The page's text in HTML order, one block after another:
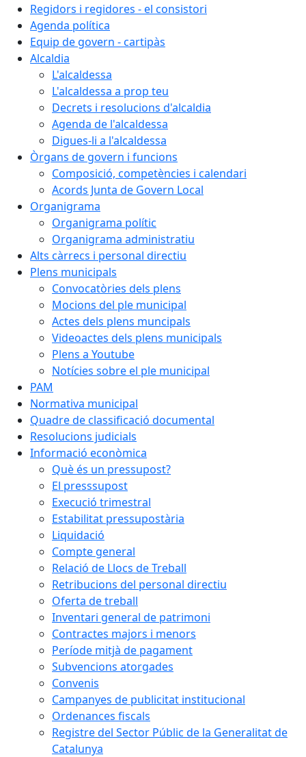
Regidors i regidores - el consistori
Agenda política
Equip de govern - cartipàs
Alcaldia
L'alcaldessa
L'alcaldessa a prop teu
Decrets i resolucions d'alcaldia
Agenda de l'alcaldessa
Digues-li a l'alcaldessa
Òrgans de govern i funcions
Composició, competències i calendari
Acords Junta de Govern Local
Organigrama
Organigrama polític
Organigrama administratiu
Alts càrrecs i personal directiu
Plens municipals
Convocatòries dels plens
Mocions del ple municipal
Actes dels plens muncipals
Videoactes dels plens municipals
Plens a Youtube
Notícies sobre el ple municipal
PAM
Normativa municipal
Quadre de classificació documental
Resolucions judicials
Informació econòmica
Què és un pressupost?
El presssupost
Execució trimestral
Estabilitat pressupostària
Liquidació
Compte general
Relació de Llocs de Treball
Retribucions del personal directiu
Oferta de treball
Inventari general de patrimoni
Contractes majors i menors
Període mitjà de pagament
Subvencions atorgades
Convenis
Campanyes de publicitat institucional
Ordenances fiscals
Registre del Sector Públic de la Generalitat de
Catalunya